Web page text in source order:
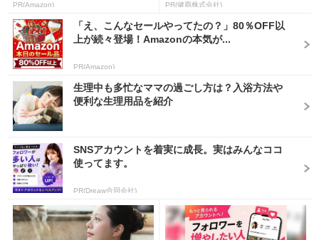
PR(Amazon) PR(健商株式会社)
「え、こんなセールやってたの？」80％OFF以
上が続々登場！Amazonの本気が...
PR(Amazon)
生理中も多忙なママの過ごし方は？入浴方法や
便利な生理用品を紹介
SNSアカウントを着実に成長。実はみんなココ
使ってます。
PR(Dreaw合同会社)